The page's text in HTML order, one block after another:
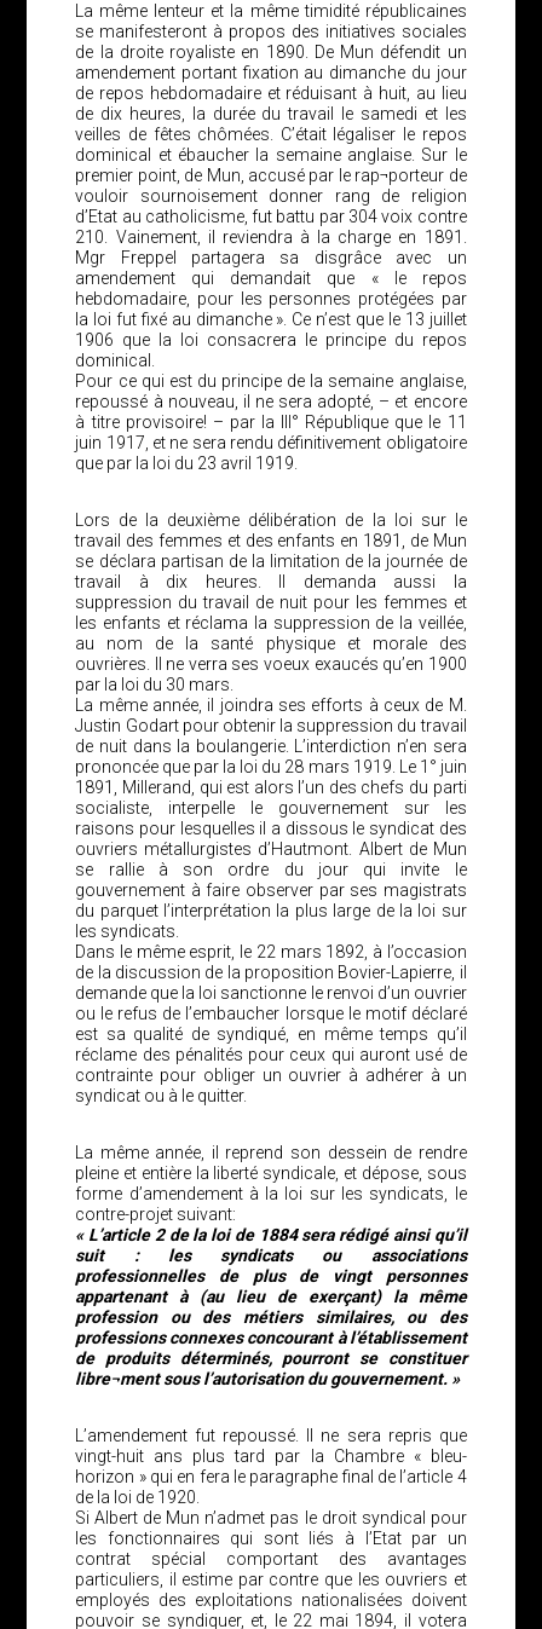
La même lenteur et la même timidité républicaines
se manifesteront à propos des initiatives sociales
de la droite royaliste en 1890. De Mun défendit un
amendement portant fixation au dimanche du jour
de repos hebdomadaire et réduisant à huit, au lieu
de dix heures, la durée du travail le samedi et les
veilles de fêtes chômées. C’était légaliser le repos
dominical et ébaucher la semaine anglaise. Sur le
premier point, de Mun, accusé par le rap¬porteur de
vouloir sournoisement donner rang de religion
d’Etat au catholicisme, fut battu par 304 voix contre
210. Vainement, il reviendra à la charge en 1891.
Mgr Freppel partagera sa disgrâce avec un
amendement qui demandait que « le repos
hebdomadaire, pour les personnes protégées par
la loi fut fixé au dimanche ». Ce n’est que le 13 juillet
1906 que la loi consacrera le principe du repos
dominical.
Pour ce qui est du principe de la semaine anglaise,
repoussé à nouveau, il ne sera adopté, – et encore
à titre provisoire! – par la III° République que le 11
juin 1917, et ne sera rendu définitivement obligatoire
que par la loi du 23 avril 1919.
Lors de la deuxième délibération de la loi sur le
travail des femmes et des enfants en 1891, de Mun
se déclara partisan de la limitation de la journée de
travail à dix heures. Il demanda aussi la
suppression du travail de nuit pour les femmes et
les enfants et réclama la suppression de la veillée,
au nom de la santé physique et morale des
ouvrières. Il ne verra ses voeux exaucés qu’en 1900
par la loi du 30 mars.
La même année, il joindra ses efforts à ceux de M.
Justin Godart pour obtenir la suppression du travail
de nuit dans la boulangerie. L’interdiction n’en sera
prononcée que par la loi du 28 mars 1919. Le 1° juin
1891, Millerand, qui est alors l’un des chefs du parti
socialiste, interpelle le gouvernement sur les
raisons pour lesquelles il a dissous le syndicat des
ouvriers métallurgistes d’Hautmont. Albert de Mun
se rallie à son ordre du jour qui invite le
gouvernement à faire observer par ses magistrats
du parquet l’interprétation la plus large de la loi sur
les syndicats.
Dans le même esprit, le 22 mars 1892, à l’occasion
de la discussion de la proposition Bovier-Lapierre, il
demande que la loi sanctionne le renvoi d’un ouvrier
ou le refus de l’embaucher lorsque le motif déclaré
est sa qualité de syndiqué, en même temps qu’il
réclame des pénalités pour ceux qui auront usé de
contrainte pour obliger un ouvrier à adhérer à un
syndicat ou à le quitter.
La même année, il reprend son dessein de rendre
pleine et entière la liberté syndicale, et dépose, sous
forme d’amendement à la loi sur les syndicats, le
contre-projet suivant:
« L’article 2 de la loi de 1884 sera rédigé ainsi qu’il
suit : les syndicats ou associations
professionnelles de plus de vingt personnes
appartenant à (au lieu de exerçant) la même
profession ou des métiers similaires, ou des
professions connexes concourant à l’établissement
de produits déterminés, pourront se constituer
libre¬ment sous l’autorisation du gouvernement. »
L’amendement fut repoussé. Il ne sera repris que
vingt-huit ans plus tard par la Chambre « bleu-
horizon » qui en fera le paragraphe final de l’article 4
de la loi de 1920.
Si Albert de Mun n’admet pas le droit syndical pour
les fonctionnaires qui sont liés à l’Etat par un
contrat spécial comportant des avantages
particuliers, il estime par contre que les ouvriers et
employés des exploitations nationalisées doivent
pouvoir se syndiquer, et, le 22 mai 1894, il votera